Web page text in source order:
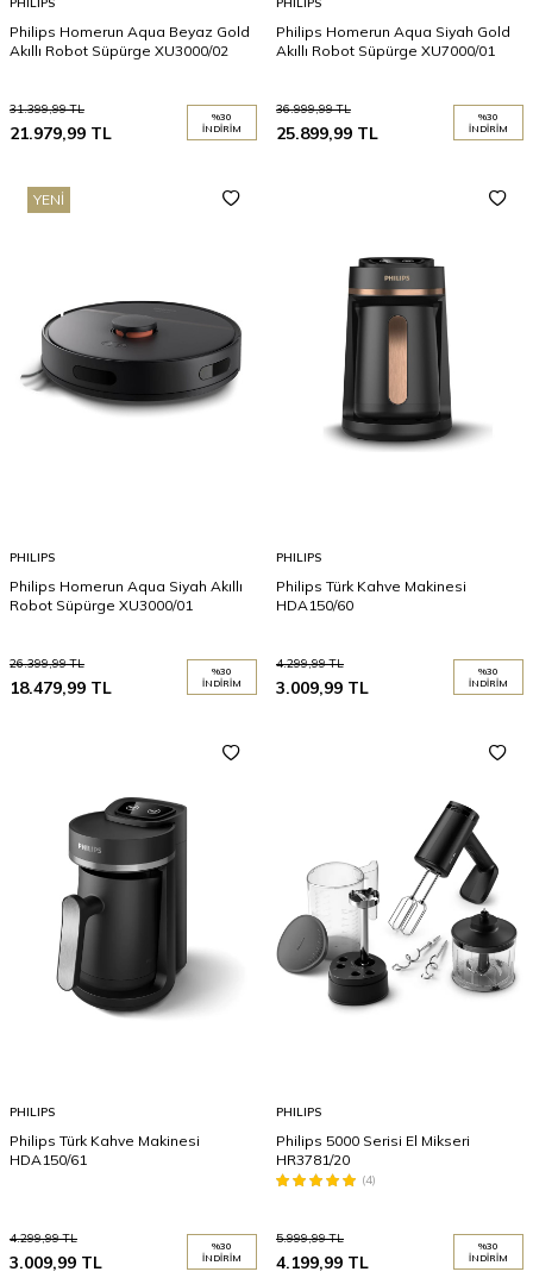
Philips Homerun Aqua Beyaz Gold
Akıllı Robot Süpürge XU3000/02
31.399,99TL
21.979,99 TL
%30
İNDIRIM
Philips Homerun Aqua Siyah Gold
Akıllı Robot Süpürge XU7000/01
36.999,99TL
25.899,99 TL
%30
İNDIRIM
YENI
PHILIPS
Philips Homerun Aqua Siyah Akıllı
Robot Süpürge XU3000/01
26.399,99TL
18.479,99 TL
%30
İNDIRIM
PHILIPS
Philips Türk Kahve Makinesi
HDA150/60
4.299,99TL
3.009,99 TL
%30
İNDIRIM
PHILIPS
Philips Türk Kahve Makinesi
HDA150/61
4.299,99TL
3.009,99 TL
%30
İNDIRIM
PHILIPS
Philips 5000 Serisi El Mikseri
HR3781/20
(4)
5.999,99TL
4.199,99 TL
%30
İNDIRIM